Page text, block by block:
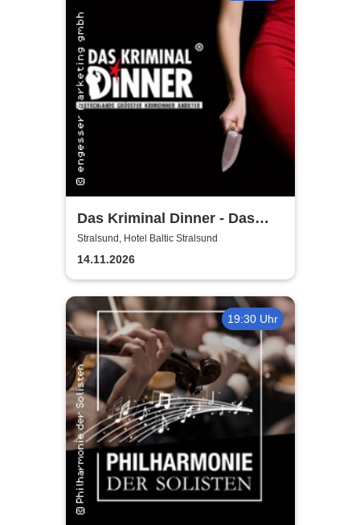
Das Kriminal Dinner - Das
True Crime Dinner
Stralsund, Hotel Baltic Stralsund
14.11.2026
19:30 Uhr